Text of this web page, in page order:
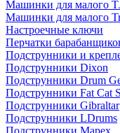
Машинки для малого
Машинки для малого
Настроечные ключи
Перчатки
Подструнники и
Подструнники Dixon
Подструнники Drum
Подструнники Fat Cat
Подструнники Gibraltar
Подструнники LDrums
Подструнники Mapex